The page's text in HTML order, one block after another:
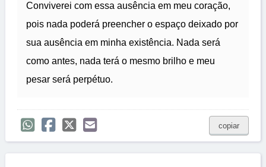
Conviverei com essa ausência em meu coração,
pois nada poderá preencher o espaço deixado por
sua ausência em minha existência. Nada será
como antes, nada terá o mesmo brilho e meu
pesar será perpétuo.
copiar